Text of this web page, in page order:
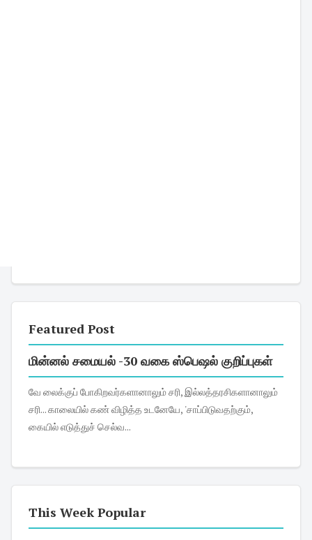
Featured Post
மின்னல் சமையல் -30 வகை ஸ்பெஷல் குறிப்புகள்
வே லைக்குப் போகிறவர்களானாலும் சரி, இல்லத்தரசிகளானாலும்
சரி... காலையில் கண் விழித்த உடனேயே, 'சாப்பிடுவதற்கும்,
கையில் எடுத்துச் செல்வ...
This Week Popular